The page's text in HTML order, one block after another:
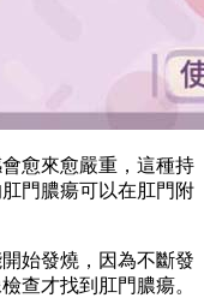
愈來愈嚴重，這種持
門膿瘍可以在肛門附
始發燒，因為不斷發
查才找到肛門膿瘍。